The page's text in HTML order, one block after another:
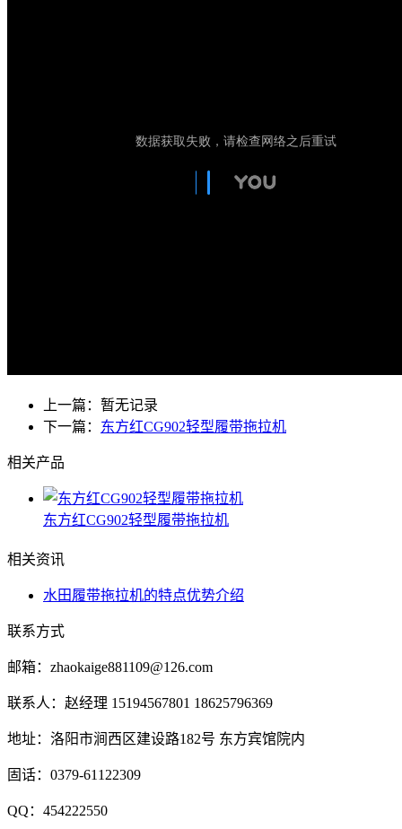
上一篇：暂无记录
下一篇： 东方红CG902轻型履带拖拉机
相关产品
东方红CG902轻型履带拖拉机
相关资讯
水田履带拖拉机的特点优势介绍
联系方式
邮箱：zhaokaige881109@126.com
联系人：赵经理 15194567801 18625796369
地址：洛阳市涧西区建设路182号 东方宾馆院内
固话：0379-61122309
QQ：454222550